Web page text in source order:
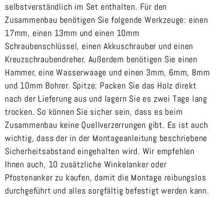
selbstverständlich im Set enthalten. Für den
Zusammenbau benötigen Sie folgende Werkzeuge: einen
17mm, einen 13mm und einen 10mm
Schraubenschlüssel, einen Akkuschrauber und einen
Kreuzschraubendreher. Außerdem benötigen Sie einen
Hammer, eine Wasserwaage und einen 3mm, 6mm, 8mm
und 10mm Bohrer. Spitze: Packen Sie das Holz direkt
nach der Lieferung aus und lagern Sie es zwei Tage lang
trocken. So können Sie sicher sein, dass es beim
Zusammenbau keine Quellverzerrungen gibt. Es ist auch
wichtig, dass der in der Montageanleitung beschriebene
Sicherheitsabstand eingehalten wird. Wir empfehlen
Ihnen auch, 10 zusätzliche Winkelanker oder
Pfostenanker zu kaufen, damit die Montage reibungslos
durchgeführt und alles sorgfältig befestigt werden kann.